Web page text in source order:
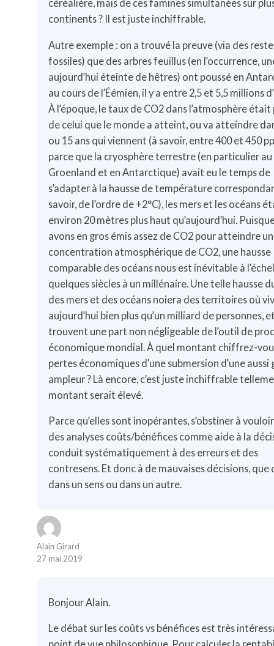
céréalière, mais de ces famines simultanées sur
continents ? Il est juste inchiffrable.
Autre exemple : on a trouvé la preuve (via des
fossiles) que des arbres feuillus (en l’occurrence,
aujourd’hui éteinte de hêtres) ont poussé en
au cours de l’Éémien, il y a entre 2,5 et 5,5 millions
À l’époque, le taux de CO2 dans l’atmosphère
de celui que le monde a atteint, ou va atteindre
ou 15 ans qui viennent (à savoir, entre 400 et 450
parce que la cryosphère terrestre (en particulier au
Groenland et en Antarctique) avait eu le temps de
s’adapter à la hausse de température
savoir, de l’ordre de +2°C), les mers et les océans
environ 20 mètres plus haut qu’aujourd’hui.
avons en gros émis assez de CO2 pour atteindre
concentration atmosphérique de CO2, une hausse
comparable des océans nous est inévitable à
quelques siècles à un millénaire. Une telle hausse
des mers et des océans noiera des territoires où
aujourd’hui bien plus qu’un milliard de personnes,
trouvent une part non négligeable de l’outil de
économique mondial. À quel montant chiffrez-
pertes économiques d’une submersion d’une aussi
ampleur ? Là encore, c’est juste inchiffrable
montant serait élevé.
Parce qu’elles sont inopérantes, s’obstiner à
des analyses coûts/bénéfices comme aide à la
conduit systématiquement à des erreurs et des
contresens. Et donc à de mauvaises décisions, que
dans un sens ou dans un autre.
Alain Girard
27 mai 2019
Bonjour Alain.
Le débat sur les coûts vs bénéfices est très